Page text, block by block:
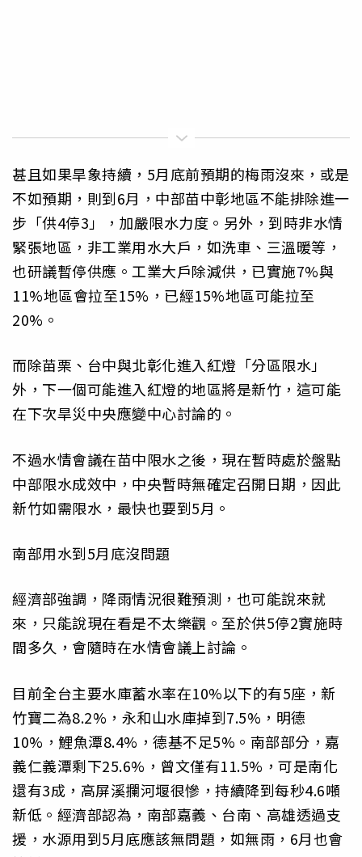
甚且如果旱象持續，5月底前預期的梅雨沒來，或是
不如預期，則到6月，中部苗中彰地區不能排除進一
步「供4停3」，加嚴限水力度。另外，到時非水情
緊張地區，非工業用水大戶，如洗車、三溫暖等，
也研議暫停供應。工業大戶除減供，已實施7%與
11%地區會拉至15%，已經15%地區可能拉至
20%。
而除苗栗、台中與北彰化進入紅燈「分區限水」
外，下一個可能進入紅燈的地區將是新竹，這可能
在下次旱災中央應變中心討論的。
不過水情會議在苗中限水之後，現在暫時處於盤點
中部限水成效中，中央暫時無確定召開日期，因此
新竹如需限水，最快也要到5月。
南部用水到5月底沒問題
經濟部強調，降雨情況很難預測，也可能說來就
來，只能說現在看是不太樂觀。至於供5停2實施時
間多久，會隨時在水情會議上討論。
目前全台主要水庫蓄水率在10%以下的有5座，新
竹寶二為8.2%，永和山水庫掉到7.5%，明德
10%，鯉魚潭8.4%，德基不足5%。南部部分，嘉
義仁義潭剩下25.6%，曾文僅有11.5%，可是南化
還有3成，高屏溪攔河堰很慘，持續降到每秒4.6噸
新低。經濟部認為，南部嘉義、台南、高雄透過支
援，水源用到5月底應該無問題，如無雨，6月也會